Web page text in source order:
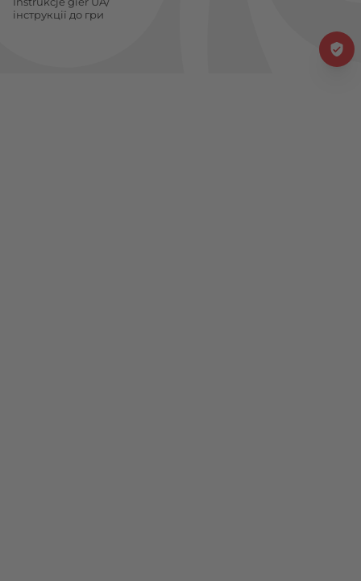
інструкції до гри